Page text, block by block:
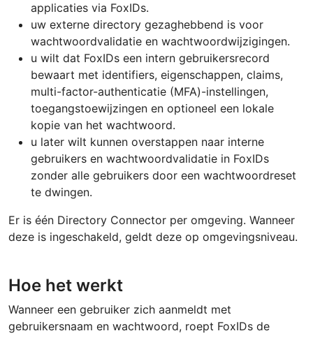
applicaties via FoxIDs.
uw externe directory gezaghebbend is voor
wachtwoordvalidatie en wachtwoordwijzigingen.
u wilt dat FoxIDs een intern gebruikersrecord
bewaart met identifiers, eigenschappen, claims,
multi-factor-authenticatie (MFA)-instellingen,
toegangstoewijzingen en optioneel een lokale
kopie van het wachtwoord.
u later wilt kunnen overstappen naar interne
gebruikers en wachtwoordvalidatie in FoxIDs
zonder alle gebruikers door een wachtwoordreset
te dwingen.
Er is één Directory Connector per omgeving. Wanneer
deze is ingeschakeld, geldt deze op omgevingsniveau.
Hoe het werkt
Wanneer een gebruiker zich aanmeldt met
gebruikersnaam en wachtwoord, roept FoxIDs de